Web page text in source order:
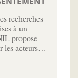
recherches
à un
propose
les acteurs…